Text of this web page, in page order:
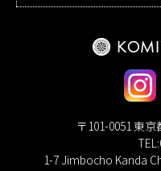
〒101-0051 東
1-7 Jimbocho Kanda